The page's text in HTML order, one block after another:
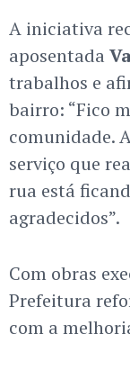
A iniciativa
aposentada
trabalhos e
bairro: “Fico
comunidade.
serviço que
rua está
agradecidos”.
Com obras
Prefeitura
com a